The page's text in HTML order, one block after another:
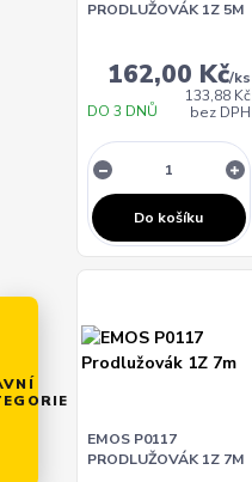
PRODLUŽOVÁK 1Z 5M
162,00 Kč/ks
133,88 Kč
bez DPH
DO 3 DNŮ
Do košíku
EMOS P0117
PRODLUŽOVÁK 1Z 7M